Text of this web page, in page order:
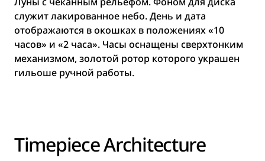
служит лакированное небо. День и дата
отображаются в окошках в положениях «10
часов» и «2 часа». Часы оснащены сверхтонким
механизмом, золотой ротор которого украшен
гильоше ручной работы.
Timepiece Architecture